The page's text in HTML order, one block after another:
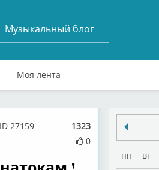
Музыкальный блог
Моя лента
1323
0
ID 27159
пн вт